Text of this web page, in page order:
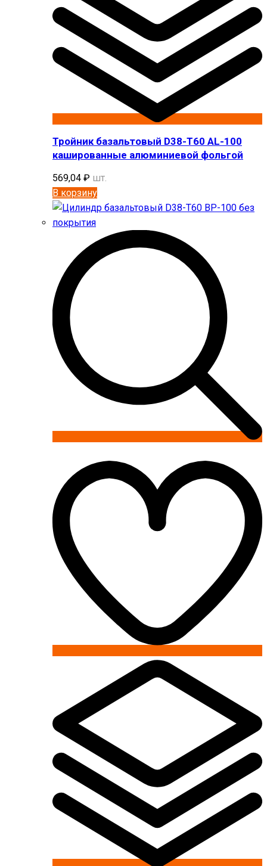
Тройник базальтовый D38-T60 AL-100
кашированные алюминиевой фольгой
569,04 ₽ шт.
В корзину